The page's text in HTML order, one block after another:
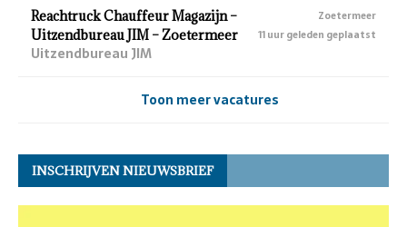
Reachtruck Chauffeur Magazijn –
Uitzendbureau JIM – Zoetermeer
Uitzendbureau JIM
Zoetermeer
11 uur geleden geplaatst
Toon meer vacatures
INSCHRIJVEN NIEUWSBRIEF